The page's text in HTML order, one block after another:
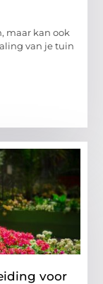
maar kan ook
van je tuin
voor